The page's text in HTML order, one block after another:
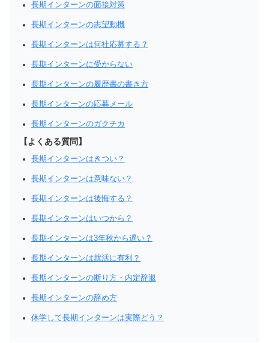
長期インターンの面接対策
長期インターンの志望動機
長期インターンは何社応募する？
長期インターンに受からない
長期インターンの履歴書の書き方
長期インターンの応募メール
長期インターンのガクチカ
【よくある質問】
長期インターンはきつい？
長期インターンは意味ない？
長期インターンは後悔する？
長期インターンはいつから？
長期インターンは3年秋から遅い？
長期インターンは就活に有利？
長期インターンの断り方・内定辞退
長期インターンの辞め方
休学して長期インターンは実際どう？